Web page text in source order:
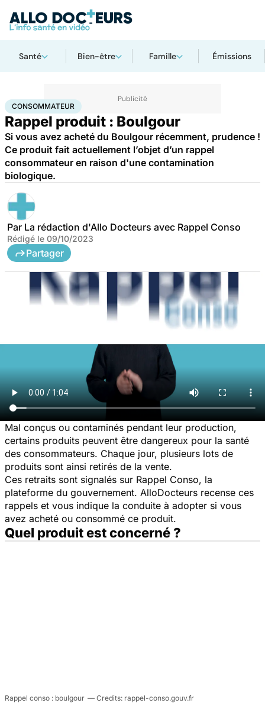
Santé Bien-être Famille Émissions
AccueilSantéConsommateur
CONSOMMATEUR
Rappel produit : Boulgour
Si vous avez acheté du Boulgour récemment, prudence !
Ce produit fait actuellement l’objet d’un rappel
consommateur en raison d'une contamination
biologique.
Par La rédaction d'Allo Docteurs avec Rappel Conso
Rédigé le 09/10/2023
Partager
Mal conçus ou contaminés pendant leur production,
certains produits peuvent être dangereux pour la santé
des consommateurs. Chaque jour, plusieurs lots de
produits sont ainsi retirés de la vente.
Ces retraits sont signalés sur Rappel Conso, la
plateforme du gouvernement. AlloDocteurs recense ces
rappels et vous indique la conduite à adopter si vous
avez acheté ou consommé ce produit.
Quel produit est concerné ?
Rappel conso : boulgour rappel-conso.gouv.fr